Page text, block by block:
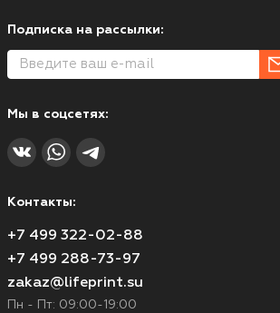
Подписка на рассылки:
Мы в соцсетях:
Контакты:
+7 499 322-02-88
+7 499 288-73-97
zakaz@lifeprint.su
Пн - Пт: 09:00-19:00